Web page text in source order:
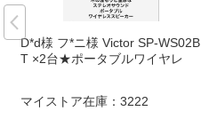
D*d様 フ*ニ様 Victor SP-WS02B
T ×2台★ポータブルワイヤレ
マイストア在庫： 3222